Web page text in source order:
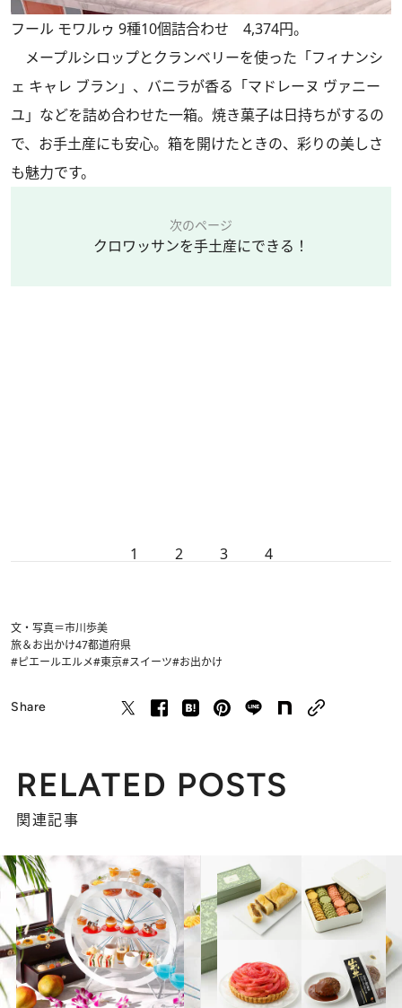
フール モワルゥ 9種10個詰合わせ 4,374円。
メープルシロップとクランベリーを使った「フィナンシ
ェ キャレ ブラン」、バニラが香る「マドレーヌ ヴァニー
ユ」などを詰め合わせた一箱。焼き菓子は日持ちがするの
で、お手土産にも安心。箱を開けたときの、彩りの美しさ
も魅力です。
次のページ
クロワッサンを手土産にできる！
1 2 3 4
文・写真＝市川歩美
旅＆お出かけ47都道府県
#ピエールエルメ#東京#スイーツ#お出かけ
Share
RELATED POSTS
関連記事